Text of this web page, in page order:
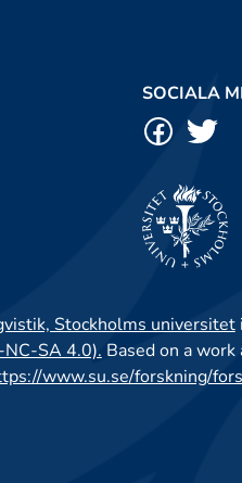
SOCIALA
Stockholms universitet
SA 4.0). Based on a work
www.su.se/forskning/